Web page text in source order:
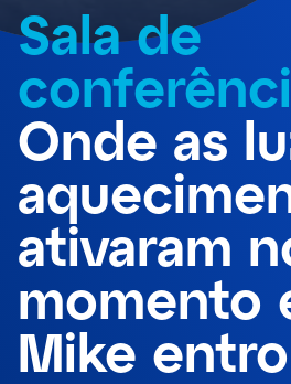
Sala de
Onde as
ativaram
momento
Mike